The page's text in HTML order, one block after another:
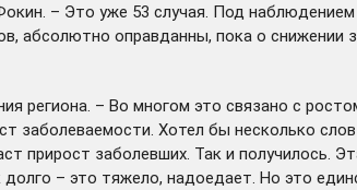
– Это уже 53 случая. Под
абсолютно оправданны, пока о снижении
региона. – Во многом это связано с
заболеваемости. Хотел бы несколько
прирост заболевших. Так и получилось.
– это тяжело, надоедает. Но это